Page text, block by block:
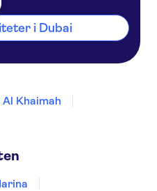
i Dubai
Al Khaimah